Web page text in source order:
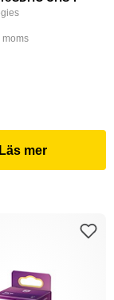
moms
Läs mer